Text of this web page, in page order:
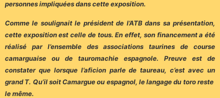
personnes impliquées dans cette exposition.
Comme le soulignait le président de l’ATB dans sa présentation,
cette exposition est celle de tous. En effet, son financement a été
réalisé par l’ensemble des associations taurines de course
camarguaise ou de tauromachie espagnole. Preuve est de
constater que lorsque l’aficion parle de taureau, c’est avec un
grand T. Qu’il soit Camargue ou espagnol, le langage du toro reste
le même.